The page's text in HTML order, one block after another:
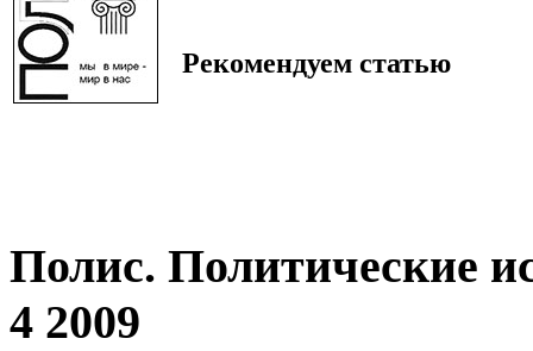
Рекомендуем статью
Полис. Политические
4 2009